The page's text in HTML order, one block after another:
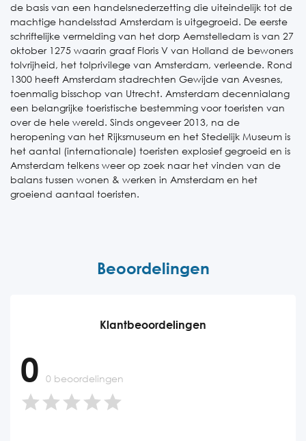
de basis van een handelsnederzetting die uiteindelijk tot de
machtige handelsstad Amsterdam is uitgegroeid. De eerste
schriftelijke vermelding van het dorp Aemstelledam is van 27
oktober 1275 waarin graaf Floris V van Holland de bewoners
tolvrijheid, het tolprivilege van Amsterdam, verleende. Rond
1300 heeft Amsterdam stadrechten Gewijde van Avesnes,
toenmalig bisschop van Utrecht. Amsterdam decennialang
een belangrijke toeristische bestemming voor toeristen van
over de hele wereld. Sinds ongeveer 2013, na de
heropening van het Rijksmuseum en het Stedelijk Museum is
het aantal (internationale) toeristen explosief gegroeid en is
Amsterdam telkens weer op zoek naar het vinden van de
balans tussen wonen & werken in Amsterdam en het
groeiend aantaal toeristen.
Beoordelingen
Klantbeoordelingen
0 0 beoordelingen